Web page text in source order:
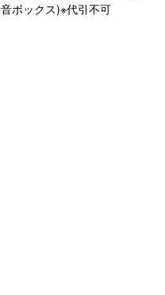
音ボックス)※代引不可